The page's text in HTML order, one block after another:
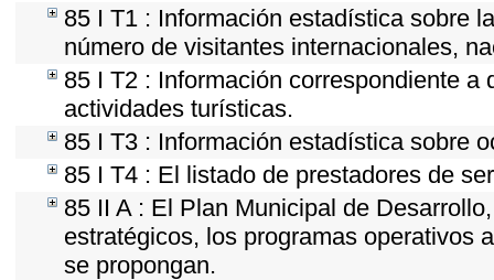
85 I T1 : Información estadística sobre
número de visitantes internacionales,
85 I T2 : Información correspondiente
actividades turísticas.
85 I T3 : Información estadística sobre
85 I T4 : El listado de prestadores de
85 II A : El Plan Municipal de
estratégicos, los programas operativos
se propongan.